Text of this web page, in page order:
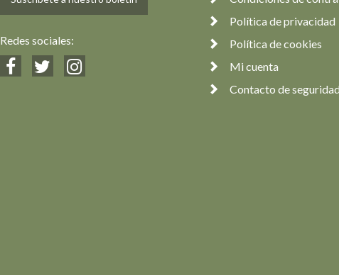
Redes sociales:
Política de privacidad
Política de cookies
Mi cuenta
Contacto de